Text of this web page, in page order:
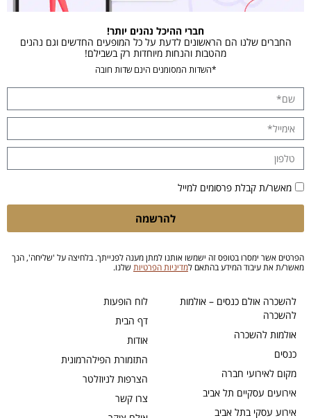
לוח הופעות
דף הבית
אודות
התזמורת הפילהרמונית
הצרפות לניוזלטר
צרו קשר
להשכרה אולם כנסים – אולמות
להשכרה
אולמות להשכרה
כנסים
מקום לאירועי חברה
אירועים עסקיים תל אביב
אירוע עסקי בתל אביב
חברי ההיכל נהנים יותר!
החברים שלנו הם הראשונים לדעת על כל המופעים החדשים וגם נהנים
מהטבות והנחות מיוחדות רק בשבילם!
*השדות המסומנים הינם שדות חובה
מאשר/ת קבלת פרסומים למייל
להרשמה
הפרטים אשר ימסרו בטופס זה ישמשו אותנו למתן מענה לפנייתך. בלחיצה על 'שליחה', הנך
מאשר/ת את עיבוד המידע בהתאם למדיניות הפרטיות שלנו.